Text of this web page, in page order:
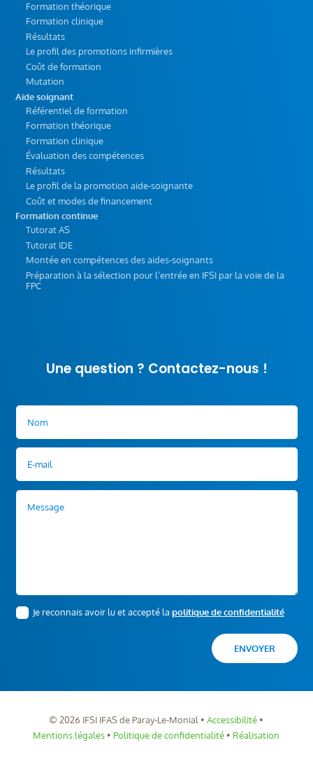
Formation théorique
Formation clinique
Résultats
Le profil des promotions infirmières
Coût de formation
Mutation
Aide soignant
Référentiel de formation
Formation théorique
Formation clinique
Évaluation des compétences
Résultats
Le profil de la promotion aide-soignante
Coût et modes de financement
Formation continue
Tutorat AS
Tutorat IDE
Montée en compétences des aides-soignants
Préparation à la sélection pour l’entrée en IFSI par la voie de la
FPC
Une question ? Contactez-nous !
Je reconnais avoir lu et accepté la politique de confidentialité
ENVOYER
©2026 IFSI IFAS de Paray-Le-Monial •Accessibilité •
Mentions légales • Politique de confidentialité • Réalisation